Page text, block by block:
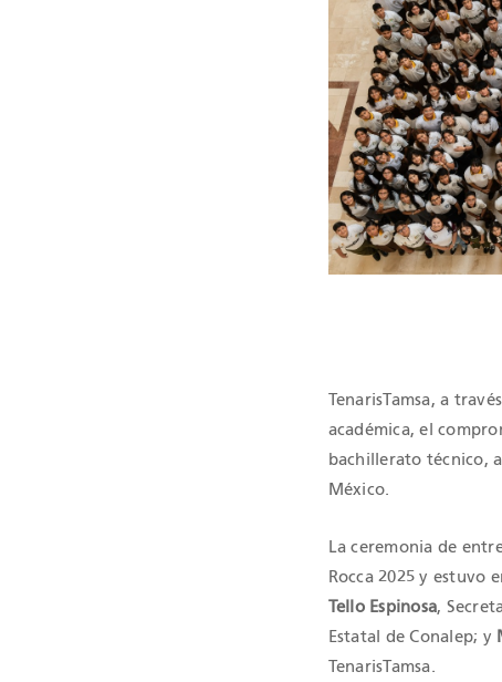
TenarisTamsa, a
académica, el
bachillerato técnico,
México.
La ceremonia de
Rocca 2025 y estuvo
Tello Espinosa,
Estatal de Conalep; y
TenarisTamsa.